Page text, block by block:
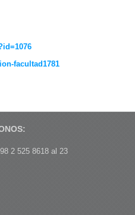
id=1076
facultad1781
2 525 8618 al 23